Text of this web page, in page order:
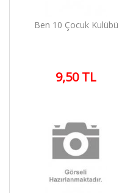
Ben 10 Çocuk Kulübü
9,50 TL